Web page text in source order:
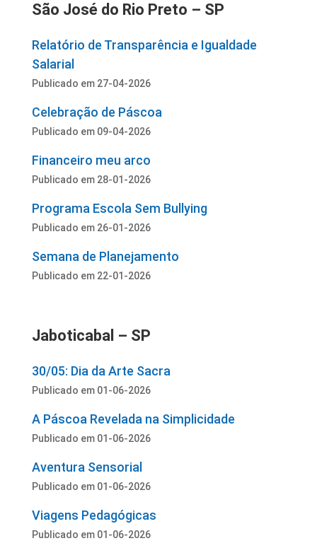
São José do Rio Preto – SP
Relatório de Transparência e Igualdade
Salarial
Publicado em 27-04-2026
Celebração de Páscoa
Publicado em 09-04-2026
Financeiro meu arco
Publicado em 28-01-2026
Programa Escola Sem Bullying
Publicado em 26-01-2026
Semana de Planejamento
Publicado em 22-01-2026
Jaboticabal – SP
30/05: Dia da Arte Sacra
Publicado em 01-06-2026
A Páscoa Revelada na Simplicidade
Publicado em 01-06-2026
Aventura Sensorial
Publicado em 01-06-2026
Viagens Pedagógicas
Publicado em 01-06-2026